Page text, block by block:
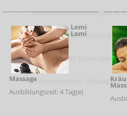
Lomi
Lomi
Massage
Ausbildungszeit: 4 Tag(e)
- Wellnessanwendungen &
- asiatische
- kosmetische
- entspannende